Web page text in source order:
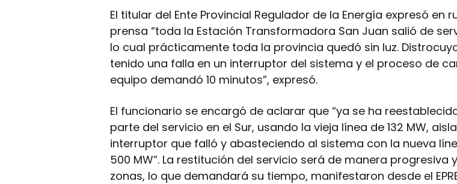
El titular del Ente Provincial Regulador de la Energía expresó en
prensa “toda la Estación Transformadora San Juan salió de
lo cual prácticamente toda la provincia quedó sin luz.
tenido una falla en un interruptor del sistema y el proceso de
equipo demandó 10 minutos”, expresó.
El funcionario se encargó de aclarar que “ya se ha
parte del servicio en el Sur, usando la vieja línea de 132 MW,
interruptor que falló y abasteciendo al sistema con la nueva
500 MW”. La restitución del servicio será de manera progresiva
zonas, lo que demandará su tiempo, manifestaron desde el